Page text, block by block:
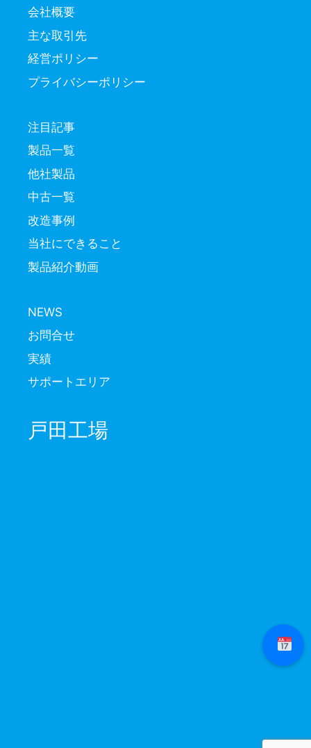
会社概要
主な取引先
経営ポリシー
プライバシーポリシー
注目記事
製品一覧
他社製品
中古一覧
改造事例
当社にできること
製品紹介動画
NEWS
お問合せ
実績
サポートエリア
戸田工場